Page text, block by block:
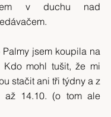
v duchu nad
jsem koupila na
mohl tušit, že mi
stačit ani tři týdny a z
až 14.10. (o tom ale